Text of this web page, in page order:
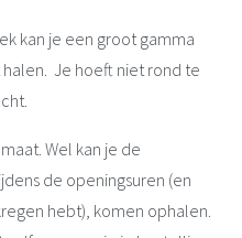
kan je een groot gamma
halen.Je hoeft niet rond te
Wel kan je de
de openingsuren (en
hebt), komen ophalen.